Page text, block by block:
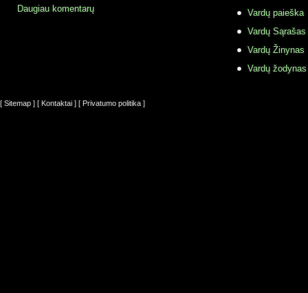
Daugiau komentarų
Vardų paieška
Vardų Sąrašas
Vardų Žinynas
Vardų
[ Sitemap ] [ Kontaktai ] [ Privatumo politika ]